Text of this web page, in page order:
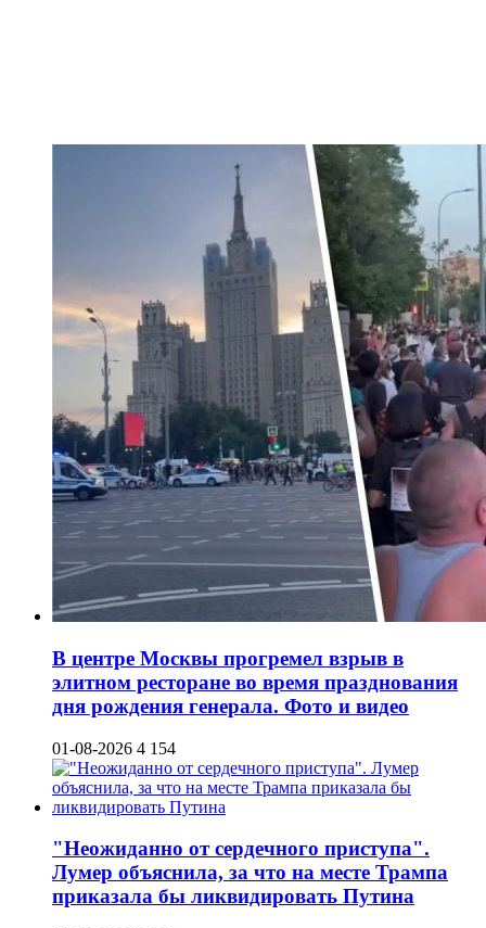
В центре Москвы прогремел взрыв в
элитном ресторане во время празднования
дня рождения генерала. Фото и видео
01-08-2026 4 154
"Неожиданно от сердечного приступа".
Лумер объяснила, за что на месте Трампа
приказала бы ликвидировать Путина